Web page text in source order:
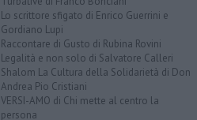
Lo scrittore sfigato di Enrico Guerrini e
Gordiano Lupi
Raccontare di Gusto di Rubina Rovini
Legalità e non solo di Salvatore Calleri
Shalom La Cultura della Solidarietà di Don
Andrea Pio Cristiani
VERSI-AMO di Chi mette al centro la
persona